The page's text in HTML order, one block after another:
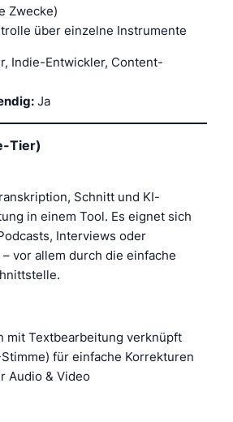
Zwecke)
über einzelne Instrumente
Indie-Entwickler, Content-
Ja
Tier)
Schnitt und KI-
in einem Tool. Es eignet sich
Interviews oder
vor allem durch die einfache
mit Textbearbeitung verknüpft
für einfache Korrekturen
Audio & Video